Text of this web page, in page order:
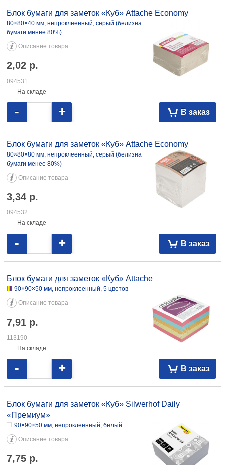
Блок бумаги для заметок «Куб» Attache Economy
80×80×40 мм, непроклеенный, серый (белизна
бумаги менее 80%)
Описание товара
2,02 р.
094531
На складе
В заказ
- +
Блок бумаги для заметок «Куб» Attache Economy
80×80×80 мм, непроклеенный, серый (белизна
бумаги менее 80%)
Описание товара
3,34 р.
094532
На складе
В заказ
- +
Блок бумаги для заметок «Куб» Attache
90×90×50 мм, непроклеенный, 5 цветов
Описание товара
7,91 р.
113190
На складе
В заказ
- +
Блок бумаги для заметок «Куб» Silwerhof Daily
«Премиум»
90×90×50 мм, непроклеенный, белый
Описание товара
7,75 р.